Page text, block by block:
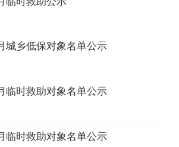
城乡低保对象名单公示
临时救助对象名单公示
临时救助对象名单公示